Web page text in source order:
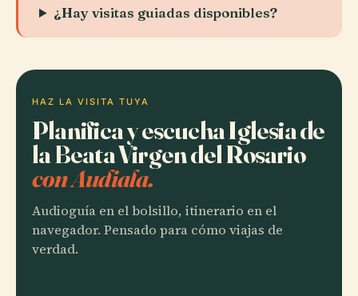
¿Hay visitas guiadas disponibles?
HAZ LA VISITA TUYA
Planifica y escucha Iglesia de
la Beata Virgen del Rosario
con Audiala.
Audioguía en el bolsillo, itinerario en el
navegador. Pensado para cómo viajas de
verdad.